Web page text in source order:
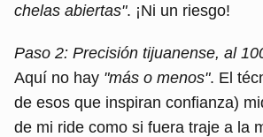
chelas abiertas". ¡Ni un riesgo!
Paso 2: Precisión tijuanense, al
Aquí no hay "más o menos". El
de esos que inspiran confianza)
de mi ride como si fuera traje a la